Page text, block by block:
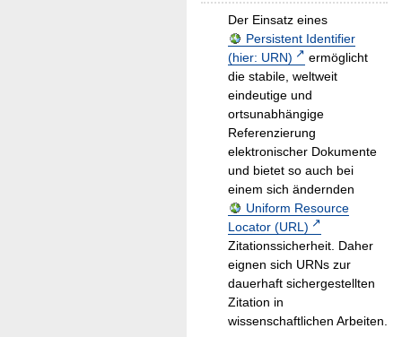
Der Einsatz eines
Persistent Identifier
(hier: URN)
ermöglicht
die stabile, weltweit
eindeutige und
ortsunabhängige
Referenzierung
elektronischer Dokumente
und bietet so auch bei
einem sich ändernden
Uniform Resource
Locator (URL)
Zitationssicherheit. Daher
eignen sich URNs zur
dauerhaft sichergestellten
Zitation in
wissenschaftlichen Arbeiten.